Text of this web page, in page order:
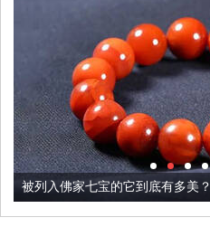
被列入佛家七宝的它到底有多美？